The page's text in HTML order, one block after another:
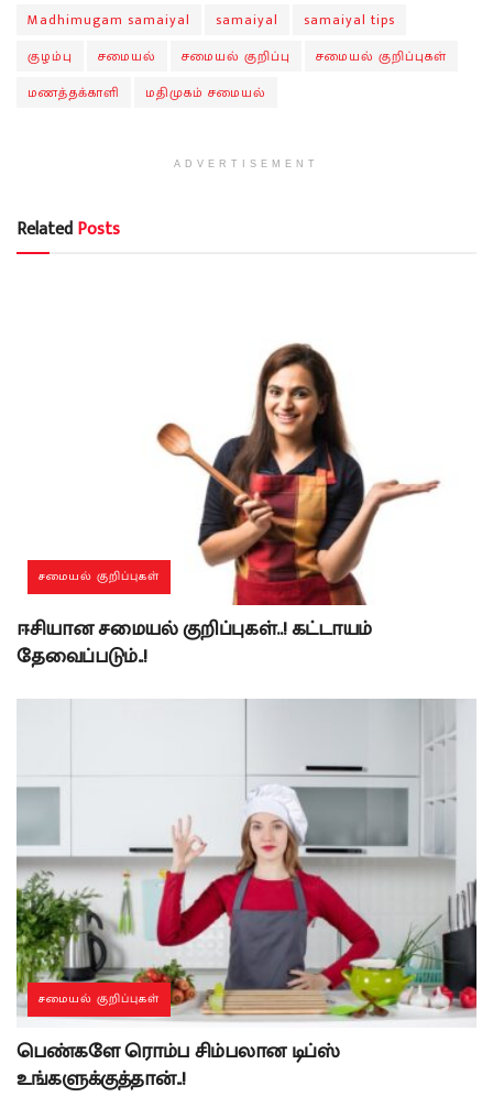
Madhimugam samaiyal samaiyal
samaiyal tips
குழம்பு
சமையல் சமையல் குறிப்பு
சமையல் குறிப்புகள்
மணத்தக்காளி
மதிமுகம் சமையல்
ADVERTISEMENT
RelatedPosts
சமையல் குறிப்புகள்
ஈசியான சமையல் குறிப்புகள்..! கட்டாயம்
தேவைப்படும்..!
சமையல் குறிப்புகள்
பெண்களே ரொம்ப சிம்பலான டிப்ஸ்
உங்களுக்குத்தான்..!